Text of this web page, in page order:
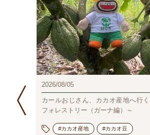
レー
2026/08/05
カールおじさん、カカオ産地へ行
フォレストリー（ガーナ編）～
#カカオ産地 #カカオ豆